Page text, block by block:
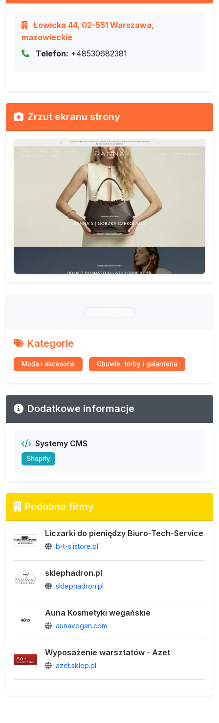
Łowicka 44, 02-551 Warszawa,
mazowieckie
Telefon: +48530682381
Zrzut ekranu strony
Kategorie
Moda i akcesoria Obuwie, torby i galanteria
Dodatkowe informacje
Systemy CMS
Shopify
Podobne firmy
Liczarki do pieniędzy Biuro-Tech-Service
b-t-s.istore.pl
sklephadron.pl
sklephadron.pl
Auna Kosmetyki wegańskie
aunavegan.com
Wyposażenie warsztatów - Azet
azet.sklep.pl